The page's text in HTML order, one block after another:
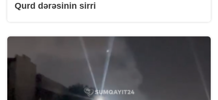
Qurd dərəsinin sirri